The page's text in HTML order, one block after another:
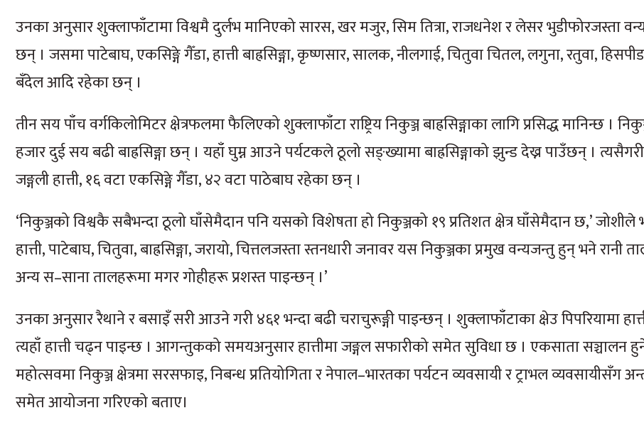
उनका अनुसार शुक्लाफाँटामा विश्वमै दुर्लभ मानिएको सारस, खर मजुर, सिम तित्रा, राजधनेश र लेसर भुडीफोरजस्ता
छन् । जसमा पाटेबाघ, एकसिङ्गे गैँडा, हात्ती बाह्रसिङ्गा, कृष्णसार, सालक, नीलगाई, चितुवा चितल, लगुना, रतुवा,
बँदेल आदि रहेका छन् ।
तीन सय पाँच वर्गकिलोमिटर क्षेत्रफलमा फैलिएको शुक्लाफाँटा राष्ट्रिय निकुञ्ज बाह्रसिङ्गाका लागि प्रसिद्ध मानिन्छ ।
हजार दुई सय बढी बाह्रसिङ्गा छन् । यहाँ घुम्न आउने पर्यटकले ठूलो सङ्ख्यामा बाह्रसिङ्गाको झुन्ड देख्न पाउँछन् ।
जङ्गली हात्ती, १६ वटा एकसिङ्गे गैँडा, ४२ वटा पाठेबाघ रहेका छन् ।
‘निकुञ्जको विश्वकै सबैभन्दा ठूलो घाँसेमैदान पनि यसको विशेषता हो निकुञ्जको १९ प्रतिशत क्षेत्र घाँसेमैदान छ,’ जोशीले
हात्ती, पाटेबाघ, चितुवा, बाह्रसिङ्गा, जरायो, चित्तलजस्ता स्तनधारी जनावर यस निकुञ्जका प्रमुख वन्यजन्तु हुन् भने रानी
अन्य स–साना तालहरूमा मगर गोहीहरू प्रशस्त पाइन्छन् ।’
उनका अनुसार रैथाने र बसाइँ सरी आउने गरी ४६१ भन्दा बढी चराचुरूङ्गी पाइन्छन् । शुक्लाफाँटाका क्षेउ पिपरियामा
त्यहाँ हात्ती चढ्न पाइन्छ । आगन्तुकको समयअनुसार हात्तीमा जङ्गल सफारीको समेत सुविधा छ । एकसाता सञ्चालन
महोत्सवमा निकुञ्ज क्षेत्रमा सरसफाइ, निबन्ध प्रतियोगिता र नेपाल–भारतका पर्यटन व्यवसायी र ट्राभल व्यवसायीसँग
समेत आयोजना गरिएको बताए।